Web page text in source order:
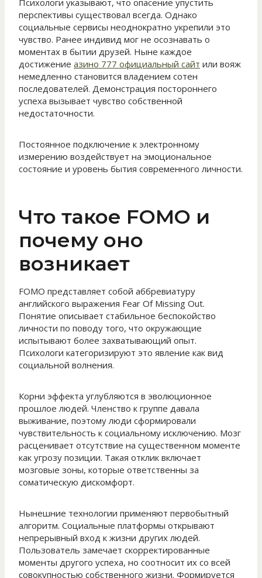
Психологи указывают, что опасение упустить
перспективы существовал всегда. Однако
социальные сервисы неоднократно укрепили это
чувство. Ранее индивид мог не осознавать о
моментах в бытии друзей. Ныне каждое
достижение азино 777 официальный сайт или вояж
немедленно становится владением сотен
последователей. Демонстрация постороннего
успеха вызывает чувство собственной
недостаточности.
Постоянное подключение к электронному
измерению воздействует на эмоциональное
состояние и уровень бытия современного личности.
Что такое FOMO и
почему оно
возникает
FOMO представляет собой аббревиатуру
английского выражения Fear Of Missing Out.
Понятие описывает стабильное беспокойство
личности по поводу того, что окружающие
испытывают более захватывающий опыт.
Психологи категоризируют это явление как вид
социальной волнения.
Корни эффекта углубляются в эволюционное
прошлое людей. Членство к группе давала
выживание, поэтому люди сформировали
чувствительность к социальному исключению. Мозг
расценивает отсутствие на существенном моменте
как угрозу позиции. Такая отклик включает
мозговые зоны, которые ответственны за
соматическую дискомфорт.
Нынешние технологии применяют первобытный
алгоритм. Социальные платформы открывают
непрерывный вход к жизни других людей.
Пользователь замечает скорректированные
моменты другого успеха, но соотносит их со всей
совокупностью собственного жизни. Формируется